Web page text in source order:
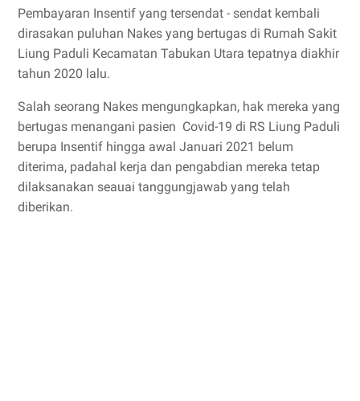
Pembayaran Insentif yang tersendat - sendat kembali
dirasakan puluhan Nakes yang bertugas di Rumah Sakit
Liung Paduli Kecamatan Tabukan Utara tepatnya diakhir
tahun 2020 lalu.
Salah seorang Nakes mengungkapkan, hak mereka yang
bertugas menangani pasien Covid-19 di RS Liung Paduli
berupa Insentif hingga awal Januari 2021 belum
diterima, padahal kerja dan pengabdian mereka tetap
dilaksanakan seauai tanggungjawab yang telah
diberikan.